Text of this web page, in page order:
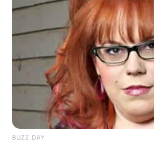
Links zu Ausflugszielen und
in Kerken, Rheurdt,
Lintfort bzw. in der
Kerken :
Moerser Schloss - Das im
liegende, aus einer
entstandene Schloss
Museum und das Moerser
BUZZ DAY